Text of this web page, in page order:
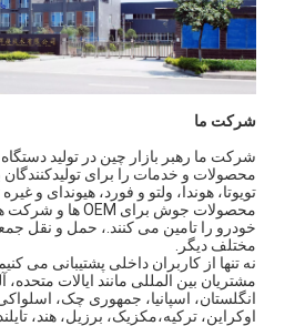
دستگاه جوش نقطه ای ثابت
دستگاه جوش چند سر نقطه ای
دستگاه جوش دادن نقطه میز
دستگاه جوش نقطه ای دستی
دستگاه جوش تک طرفه
دستگاه جوش درز
تفنگ جوشکاری روباتیک
شرکت ما
شرکت ما رهبر بازار چین در تولید
محصولات و خدمات را برای
تویوتا، هوندا، ولتو و فورد، هیوندای و
خودرو را تامین می کنند.، حمل و نقل
مختلف دیگر.
نه تنها از کاربران داخلی پشتیبانی می
مشتریان بین المللی مانند ایالات متحده،
انگلستان، اسپانیا، جمهوری چک،
اوکراین، ترکیه،مکزیک، برزیل، هند،